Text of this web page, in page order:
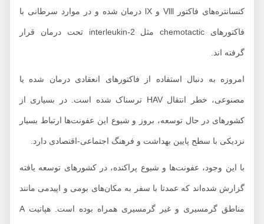
کنسانتره‌های فاکتور Vlll و lX درمان شده و در موارد سرطانی با
فاکتورهای chemotactic مثل interleukin-2 تحت درمان قرار
گرفته اند.
امروزه به دنبال استفاده از فاکتورهای انعقادی درمان شده یا
مصنوعی، خطر انتقال HAV ترسناک شده است. در بسیاری از
کشورهای در حال توسعه، بروز و شیوع این عفونت‌ها ارتباط بسیار
نزدیکی با سطح پایین بهداشت و فرهنگ اجتماعی-اقتصادی دارد.
با این وجود، عفونت‌ها و شیوع پراکنده، در کشورهای توسعه یافته
گزارش شده‌اند که عمدتا با سفر به مکان‌های بومی و اپیدمی مانند
مناطق گرمسیری و غیر گرمسیری همراه بوده است. هپاتیت A